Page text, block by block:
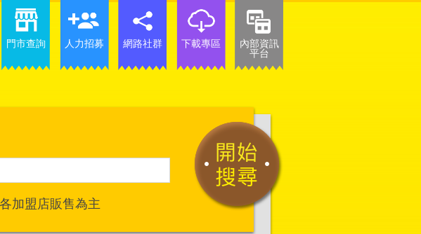
門市查詢 人力招募 網路社群 下載專區
內部資訊
平台
加盟店販售為主